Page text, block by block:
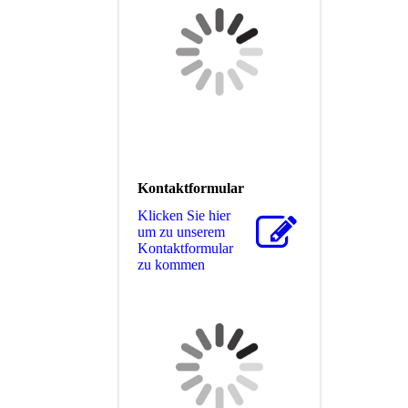
Kontaktformular
Klicken Sie hier
um zu unserem
Kon­takt­for­mu­lar
zu kommen